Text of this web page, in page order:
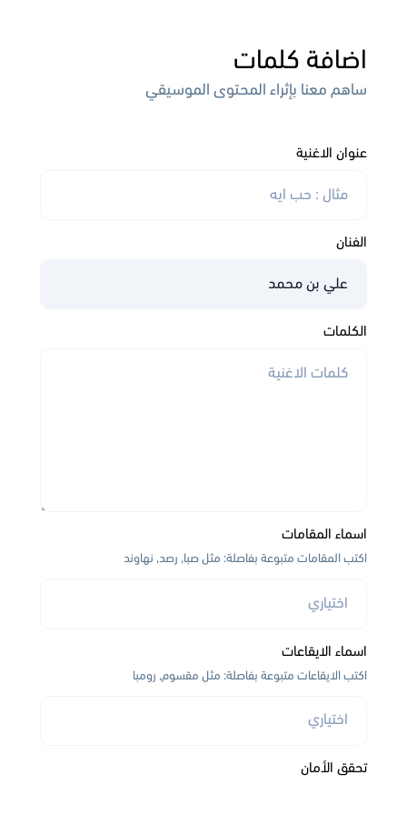
اضافة كلمات
ساهم معنا بإثراء المحتوى الموسيقي
عنوان الاغنية
الفنان
الكلمات
اسماء المقامات
اكتب المقامات متبوعة بفاصلة: مثل صبا, رصد, نهاوند
اسماء الايقاعات
اكتب الايقاعات متبوعة بفاصلة: مثل مقسوم, رومبا
تحقق الأمان